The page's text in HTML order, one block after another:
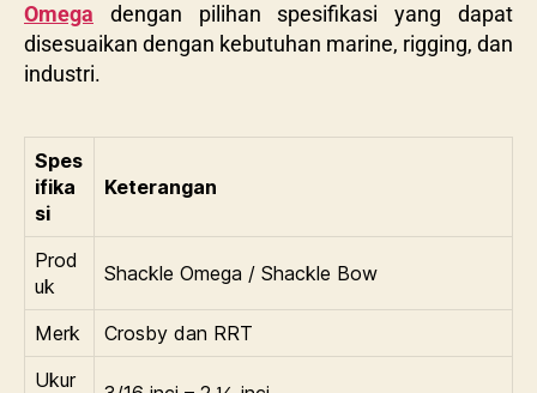
Omega dengan pilihan spesifikasi yang dapat
disesuaikan dengan kebutuhan marine, rigging, dan
industri.
Spes
ifika
si
Keterangan
Prod
uk
Shackle Omega / Shackle Bow
Merk
Crosby dan RRT
Ukur